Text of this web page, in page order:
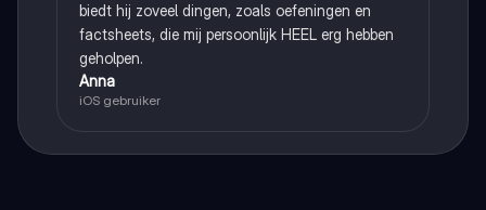
biedt hij zoveel dingen, zoals oefeningen en
factsheets, die mij persoonlijk HEEL erg hebben
geholpen.
Anna
iOS gebruiker